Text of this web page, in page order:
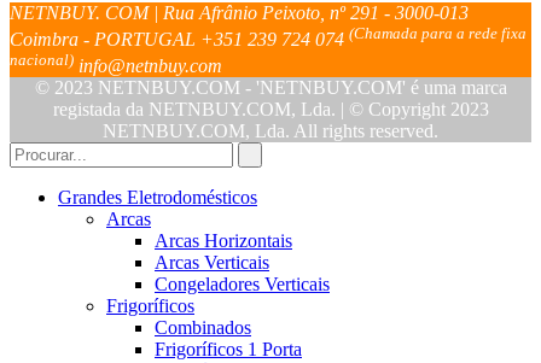
NETNBUY. COM | Rua Afrânio Peixoto, nº 291 - 3000-013
Coimbra - PORTUGAL +351 239 724 074 (Chamada para a rede fixa
nacional) info@netnbuy.com
© 2023 NETNBUY.COM - 'NETNBUY.COM' é uma marca
registada da NETNBUY.COM, Lda. | © Copyright 2023
NETNBUY.COM, Lda. All rights reserved.
Grandes Eletrodomésticos
Arcas
Arcas Horizontais
Arcas Verticais
Congeladores Verticais
Frigoríficos
Combinados
Frigoríficos 1 Porta